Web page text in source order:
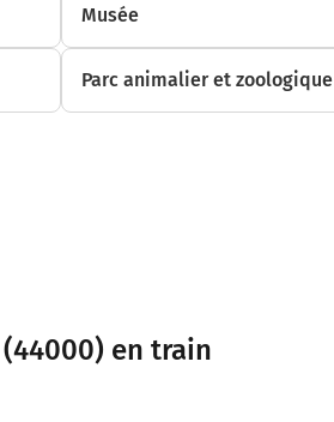
Musée
Parc animalier et zoologique
en train